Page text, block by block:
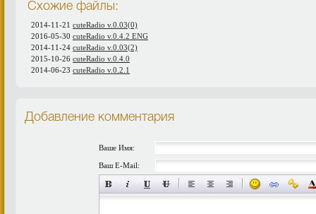
Схожие файлы:
2014-11-21 cuteRadio v.0.03(0)
2016-05-30 cuteRadio v.0.4.2 ENG
2014-11-24 cuteRadio v.0.03(2)
2015-10-26 cuteRadio v.0.4.0
2014-06-23 cuteRadio v.0.2.1
Добавление комментария
Ваше Имя:
Ваш E-Mail: